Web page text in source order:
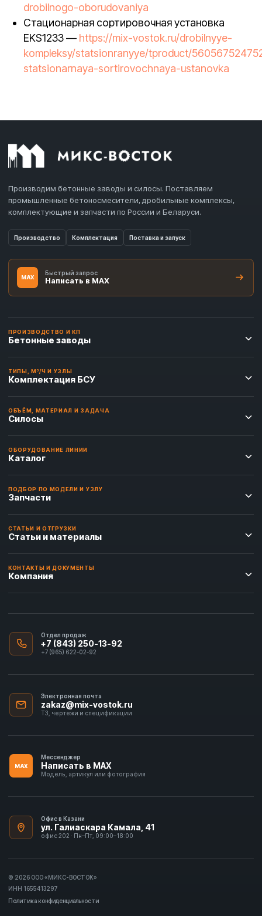
drobilnogo-oborudovaniya
Стационарная сортировочная установка
EKS1233 — https://mix-vostok.ru/drobilnyye-
kompleksy/statsionranyye/tproduct/
statsionarnaya-sortirovochnaya-ustanovka
Производим бетонные заводы и силосы. Поставляем
промышленные бетоносмесители, дробильные комплексы,
комплектующие и запчасти по России и Беларуси.
Производство Комплектация Поставка и запуск
MAX
Быстрый запрос
Написать в MAX
ПРОИЗВОДСТВО И КП
Бетонные заводы
ТИПЫ, М³/Ч И УЗЛЫ
Комплектация БСУ
ОБЪЁМ, МАТЕРИАЛ И ЗАДАЧА
Силосы
ОБОРУДОВАНИЕ ЛИНИИ
Каталог
ПОДБОР ПО МОДЕЛИ И УЗЛУ
Запчасти
СТАТЬИ И ОТГРУЗКИ
Статьи и материалы
КОНТАКТЫ И ДОКУМЕНТЫ
Компания
Отдел продаж
+7 (843) 250-13-92
+7 (965) 622-02-92
Электронная почта
zakaz@mix-vostok.ru
ТЗ, чертежи и спецификации
MAX
Мессенджер
Написать в MAX
Модель, артикул или фотография
Офис в Казани
ул. Галиаскара Камала, 41
офис 202 · Пн–Пт, 09:00–18:00
© 2026 ООО «МИКС-ВОСТОК»
ИНН 1655413297
Политика конфиденциальности